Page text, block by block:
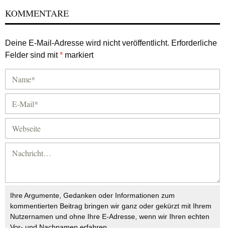
KOMMENTARE
Deine E-Mail-Adresse wird nicht veröffentlicht. Erforderliche
Felder sind mit* markiert
Ihre Argumente, Gedanken oder Informationen zum
kommentierten Beitrag bringen wir ganz oder gekürzt mit Ihrem
Nutzernamen und ohne Ihre E-Adresse, wenn wir Ihren echten